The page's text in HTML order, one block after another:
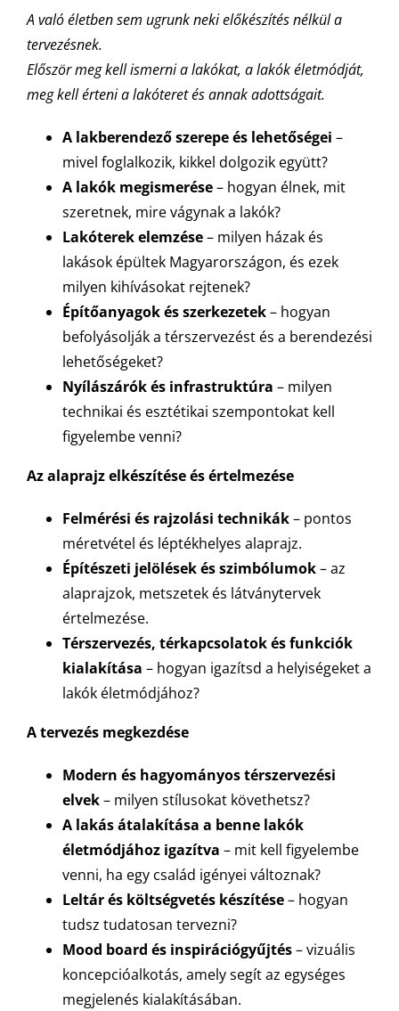
A való életben sem ugrunk neki előkészítés nélkül a
tervezésnek.
Először meg kell ismerni a lakókat, a lakók életmódját,
meg kell érteni a lakóteret és annak adottságait.
A lakberendező szerepe és lehetőségei –
mivel foglalkozik, kikkel dolgozik együtt?
A lakók megismerése– hogyan élnek, mit
szeretnek, mire vágynak a lakók?
Lakóterek elemzése– milyen házak és
lakások épültek Magyarországon, és ezek
milyen kihívásokat rejtenek?
Építőanyagok és szerkezetek– hogyan
befolyásolják a térszervezést és a berendezési
lehetőségeket?
Nyílászárók és infrastruktúra – milyen
technikai és esztétikai szempontokat kell
figyelembe venni?
Az alaprajz elkészítése és értelmezése
Felmérési és rajzolási technikák– pontos
méretvétel és léptékhelyes alaprajz.
Építészeti jelölések és szimbólumok– az
alaprajzok, metszetek és látványtervek
értelmezése.
Térszervezés, térkapcsolatok és funkciók
kialakítása – hogyan igazítsd a helyiségeket a
lakók életmódjához?
A tervezés megkezdése
Modern és hagyományos térszervezési
elvek– milyen stílusokat követhetsz?
A lakás átalakítása a benne lakók
életmódjához igazítva – mit kell figyelembe
venni, ha egy család igényei változnak?
Leltár és költségvetés készítése– hogyan
tudsz tudatosan tervezni?
Mood board és inspirációgyűjtés– vizuális
koncepcióalkotás, amely segít az egységes
megjelenés kialakításában.